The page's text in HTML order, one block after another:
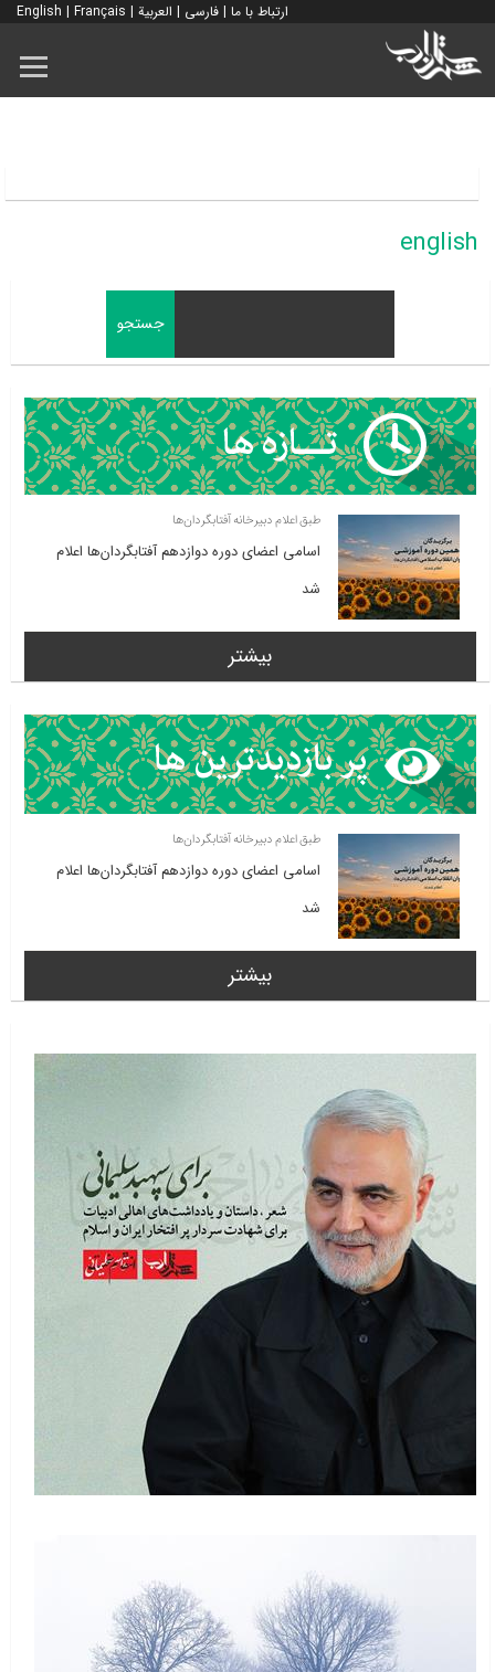
ارتباط با ما | فارسی | العربية |
English | Français
english
طبق اعلام دبیرخانه آفتابگردان‌ها
اسامی اعضای دوره دوازدهم آفتابگردان‌ها اعلام
شد
بیشتر
طبق اعلام دبیرخانه آفتابگردان‌ها
اسامی اعضای دوره دوازدهم آفتابگردان‌ها اعلام
شد
بیشتر